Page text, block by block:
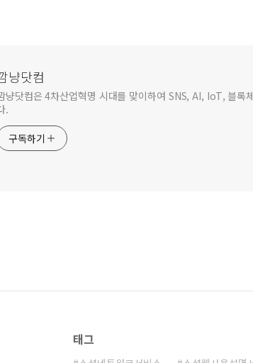
냥닷컴
냥닷컴은 4차산업혁명 시대를 맞이하여 SNS, AI, IoT, 블
.
구독하기
태그